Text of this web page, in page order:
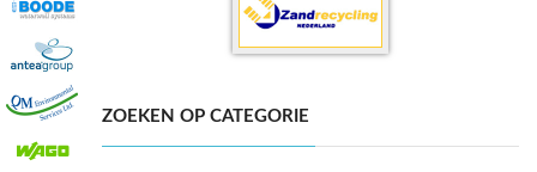
ZOEKEN OP CATEGORIE